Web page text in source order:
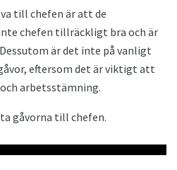
till chefen är att de
chefen tillräckligt bra och är
är det inte på vanligt
eftersom det är viktigt att
arbetsstämning.
gåvorna till chefen.